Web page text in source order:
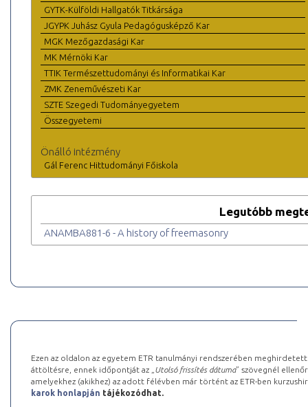
GYTK-Külföldi Hallgatók Titkársága
JGYPK Juhász Gyula Pedagógusképző Kar
MGK Mezőgazdasági Kar
MK Mérnöki Kar
TTIK Természettudományi és Informatikai Kar
ZMK Zeneművészeti Kar
SZTE Szegedi Tudományegyetem
Összegyetemi
Önálló intézmény
Gál Ferenc Hittudományi Főiskola
Legutóbb
ANAMBA881-6 - A history of freemasonry
Ezen az oldalon az egyetem ETR tanulmányi rendszerében
áttöltésre, ennek időpontját az „ Utolsó frissítés dátuma” szövegnél
amelyekhez (akikhez) az adott félévben már történt az ETR-ben
karok honlapján tájékozódhat.